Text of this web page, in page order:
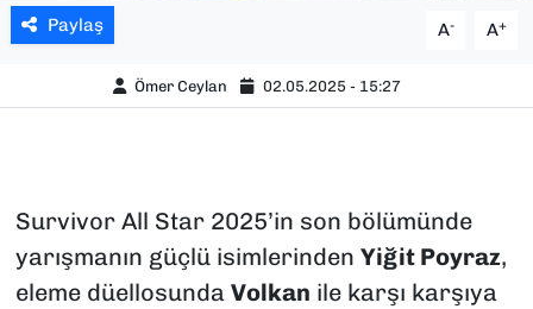
Paylaş A- A+
Ömer Ceylan 02.05.2025 - 15:27
Survivor All Star 2025’in son bölümünde
yarışmanın güçlü isimlerinden Yiğit Poyraz,
eleme düellosunda Volkan ile karşı karşıya